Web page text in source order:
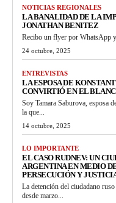
NOTICIAS REGIONALES
LA BANALIDAD DE LA
JONATHAN BENITEZ
Recibo un flyer por WhatsApp
24 octubre, 2025
ENTREVISTAS
LA ESPOSA DE
CONVIRTIÓ EN EL
Soy Tamara Saburova, esposa
la que...
14 octubre, 2025
LO IMPORTANTE
EL CASO RUDNEV: UN
ARGENTINA EN MEDIO
PERSECUCIÓN Y
La detención del ciudadano
desde marzo...